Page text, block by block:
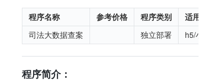
程序名称 参考价格 程序类别
适用平台
司法大数据查案
独立部署 h5/小程
程序简介：